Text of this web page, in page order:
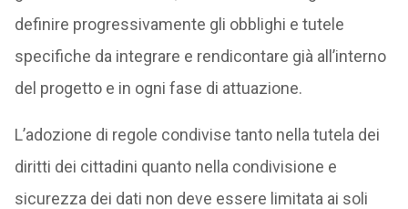
definire progressivamente gli obblighi e tutele
specifiche da integrare e rendicontare già all’interno
del progetto e in ogni fase di attuazione.
L’adozione di regole condivise tanto nella tutela dei
diritti dei cittadini quanto nella condivisione e
sicurezza dei dati non deve essere limitata ai soli